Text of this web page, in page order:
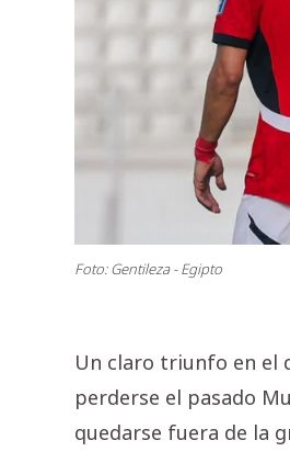
Foto: Gentileza - Egipto
Un claro triunfo en el
perderse el pasado
quedarse fuera de la